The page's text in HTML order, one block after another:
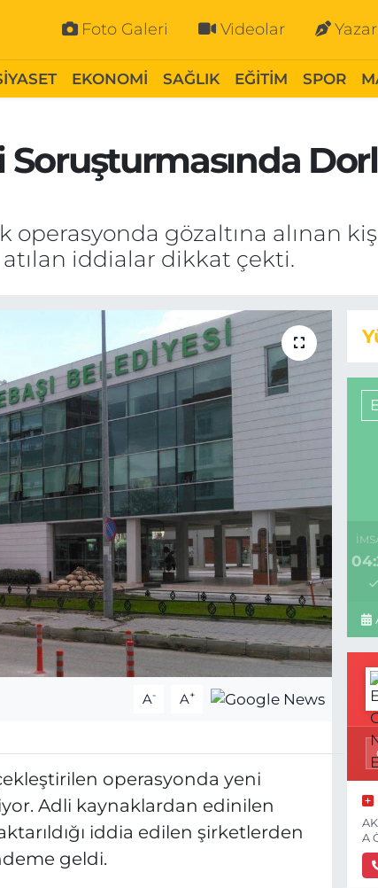
Foto Galeri Videolar
EKONOMİ SAĞLIK EĞİTİM SPOR
Soruşturmasında
operasyonda gözaltına alınan
iddialar dikkat çekti.
A- A+
operasyonda yeni
Adli kaynaklardan edinilen
iddia edilen şirketlerden
geldi.
A